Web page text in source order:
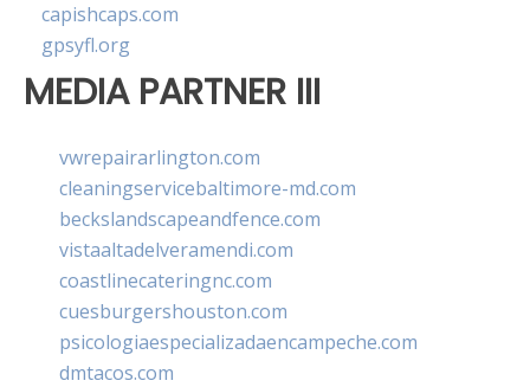
capishcaps.com
gpsyfl.org
MEDIA PARTNER III
vwrepairarlington.com
cleaningservicebaltimore-md.com
beckslandscapeandfence.com
vistaaltadelveramendi.com
coastlinecateringnc.com
cuesburgershouston.com
psicologiaespecializadaencampeche.com
dmtacos.com